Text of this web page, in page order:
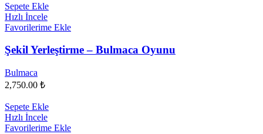
Sepete Ekle
Hızlı İncele
Favorilerime Ekle
Şekil Yerleştirme – Bulmaca Oyunu
Bulmaca
2,750.00 ₺
Sepete Ekle
Hızlı İncele
Favorilerime Ekle